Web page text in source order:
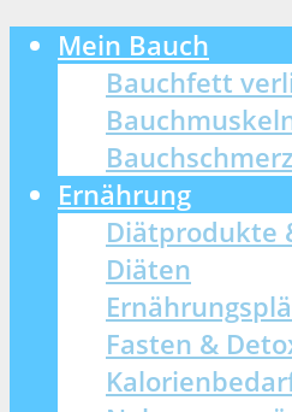
Mein Bauch
Bauchfett
Ernährung
Diätprodukte
Diäten
Fasten &